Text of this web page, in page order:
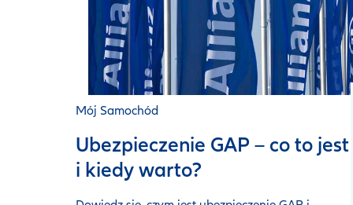
Mój Samochód
Ubezpieczenie GAP – co to jest
i kiedy warto?